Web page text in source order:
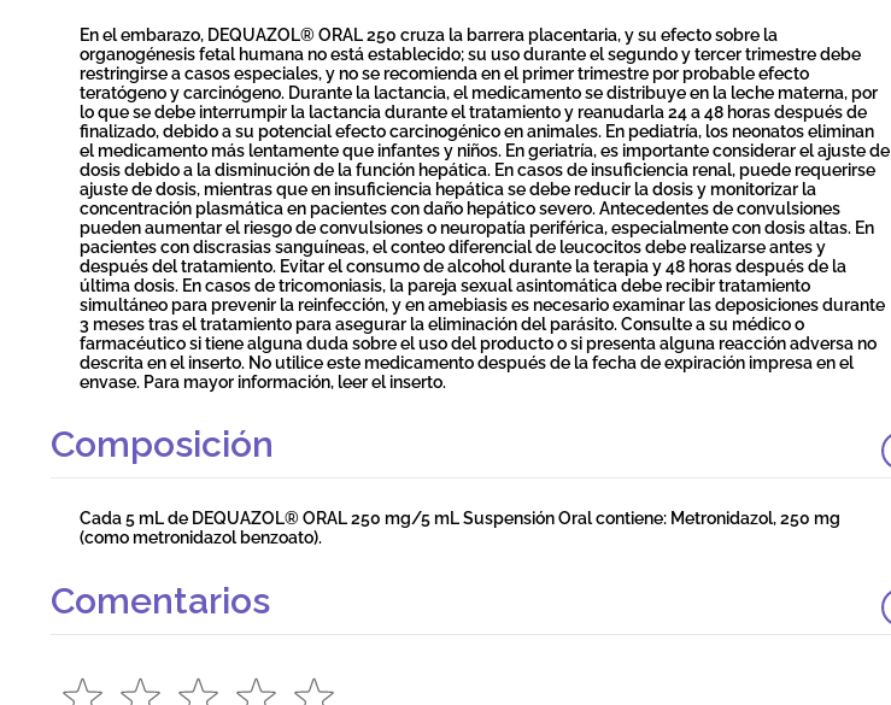
En el embarazo, DEQUAZOL® ORAL 250 cruza la barrera placentaria, y su efecto sobre la
organogénesis fetal humana no está establecido; su uso durante el segundo y tercer trimestre debe
restringirse a casos especiales, y no se recomienda en el primer trimestre por probable efecto
teratógeno y carcinógeno. Durante la lactancia, el medicamento se distribuye en la leche materna, por
lo que se debe interrumpir la lactancia durante el tratamiento y reanudarla 24 a 48 horas después de
finalizado, debido a su potencial efecto carcinogénico en animales. En pediatría, los neonatos eliminan
el medicamento más lentamente que infantes y niños. En geriatría, es importante considerar el ajuste de
dosis debido a la disminución de la función hepática. En casos de insuficiencia renal, puede requerirse
ajuste de dosis, mientras que en insuficiencia hepática se debe reducir la dosis y monitorizar la
concentración plasmática en pacientes con daño hepático severo. Antecedentes de convulsiones
pueden aumentar el riesgo de convulsiones o neuropatía periférica, especialmente con dosis altas. En
pacientes con discrasias sanguíneas, el conteo diferencial de leucocitos debe realizarse antes y
después del tratamiento. Evitar el consumo de alcohol durante la terapia y 48 horas después de la
última dosis. En casos de tricomoniasis, la pareja sexual asintomática debe recibir tratamiento
simultáneo para prevenir la reinfección, y en amebiasis es necesario examinar las deposiciones durante
3 meses tras el tratamiento para asegurar la eliminación del parásito. Consulte a su médico o
farmacéutico si tiene alguna duda sobre el uso del producto o si presenta alguna reacción adversa no
descrita en el inserto. No utilice este medicamento después de la fecha de expiración impresa en el
envase. Para mayor información, leer el inserto.
Composición
Cada 5 mL de DEQUAZOL® ORAL 250 mg/5 mL Suspensión Oral contiene: Metronidazol, 250 mg
(como metronidazol benzoato).
Comentarios